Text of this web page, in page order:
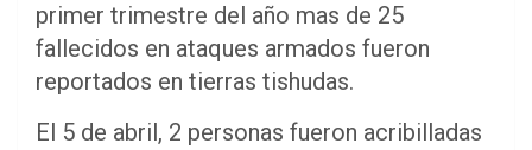
primer trimestre del año mas de 25
fallecidos en ataques armados fueron
reportados en tierras tishudas.
El 5 de abril, 2 personas fueron acribilladas